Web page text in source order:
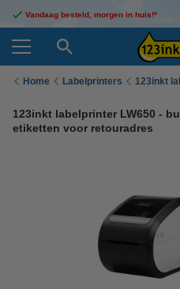
Vandaag besteld, morgen in huis!*
Home Labelprinters 123inkt
123inkt labelprinter LW650 -
etiketten voor retouradres